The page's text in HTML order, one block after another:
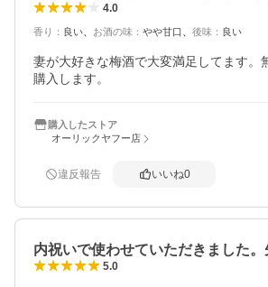
4.0
香り ： 良い お酒の味 ： やや甘口 後味 ： 良い
妻が大好きな梅酒で大変満足してます。
購入します。
購入したストア
オーリックヤフー店
違反報告 いいね0
内祝いで使わせていただきました
5.0